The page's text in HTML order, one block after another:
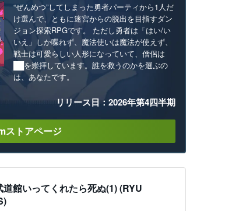
“ぜんめつ”してしまった勇者パーティから1人だ
け選んで、ともに迷宮からの脱出を目指すダン
ジョン探索RPGです。 ただし勇者は「はい/い
いえ」しか喋れず、魔法使いは魔法が使えず、
戦士は可愛らしい人形になっていて、僧侶は
██を崇拝しています。誰を救うのかを選ぶの
は、あなたです。
リリース日：2026年第4四半期
ストアページ
道館いってくれたら死ぬ(1) (RYU